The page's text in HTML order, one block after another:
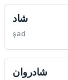
شاد
şad
شادروان